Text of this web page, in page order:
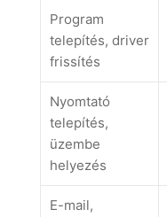
Program
telepítés, driver
frissítés
Nyomtató
telepítés,
üzembe
helyezés
E-mail,